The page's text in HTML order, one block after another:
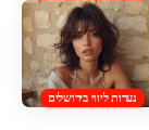
נערות ליווי בירושלים